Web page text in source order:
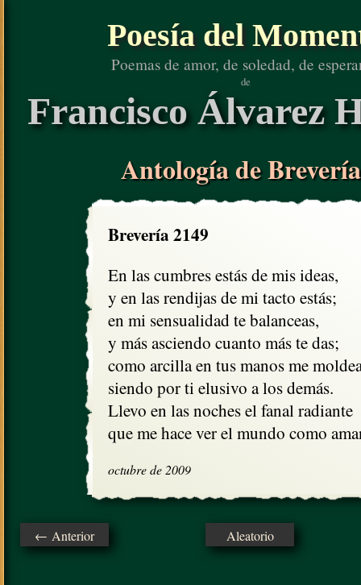
Poesía del
Poemas de amor, de soledad, de
de
Francisco Álvarez
Antología de
Brevería 2149
En las cumbres estás de mis ideas,
y en las rendijas de mi tacto estás;
en mi sensualidad te balanceas,
y más asciendo cuanto más te das;
como arcilla en tus manos me
siendo por ti elusivo a los demás.
Llevo en las noches el fanal radiante
que me hace ver el mundo como
octubre de 2009
← Anterior Aleatorio